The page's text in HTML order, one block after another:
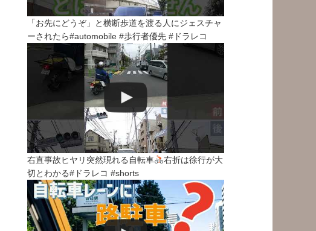
「お先にどうぞ」と横断歩道を渡る人にジェスチャ
ーされたら#automobile #歩行者優先 #ドラレコ
右直事故ヒヤリ突然現れる自転車
右折は徐行が大
切とわかる#ドラレコ #shorts